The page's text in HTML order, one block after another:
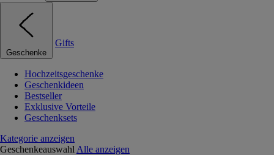
Geschenke
Gifts
Hochzeitsgeschenke
Geschenkideen
Bestseller
Exklusive Vorteile
Geschenksets
Kategorie anzeigen
Geschenkeauswahl Alle anzeigen